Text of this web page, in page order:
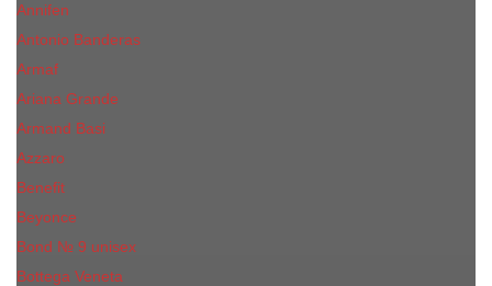
Annifen
Antonio Banderas
Armaf
Ariana Grande
Armand Basi
Azzaro
Benefit
Beyonce
Bond № 9 unisex
Bottega Veneta